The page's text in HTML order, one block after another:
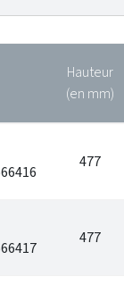
Hauteur
(en mm)
477
477